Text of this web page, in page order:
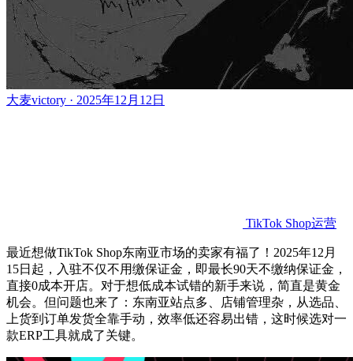
大麦victory · 2025年12月12日
TikTok Shop运营
最近想做TikTok Shop东南亚市场的卖家有福了！2025年12月
15日起 ， 入驻不仅不用缴保证金，即最长90天不缴纳保证金，
直接0成本开店。对于想低成本试错的新手来说，简直是黄金
机会。但问题也来了：东南亚站点多、店铺管理杂，从选品、
上货到订单发货全靠手动，效率低还容易出错，这时候选对一
款ERP工具就成了关键。